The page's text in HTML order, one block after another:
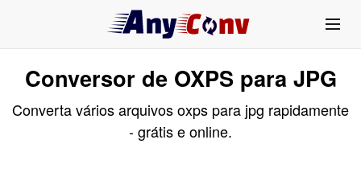
Conversor de OXPS para JPG
Converta vários arquivos oxps para jpg rapidamente
- grátis e online.